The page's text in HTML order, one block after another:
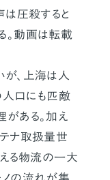
は圧殺すると
。動画は転載
、上海は人
人口にも匹敵
ある。加え
ナ取扱量世
る物流の一大
ノの流れが集